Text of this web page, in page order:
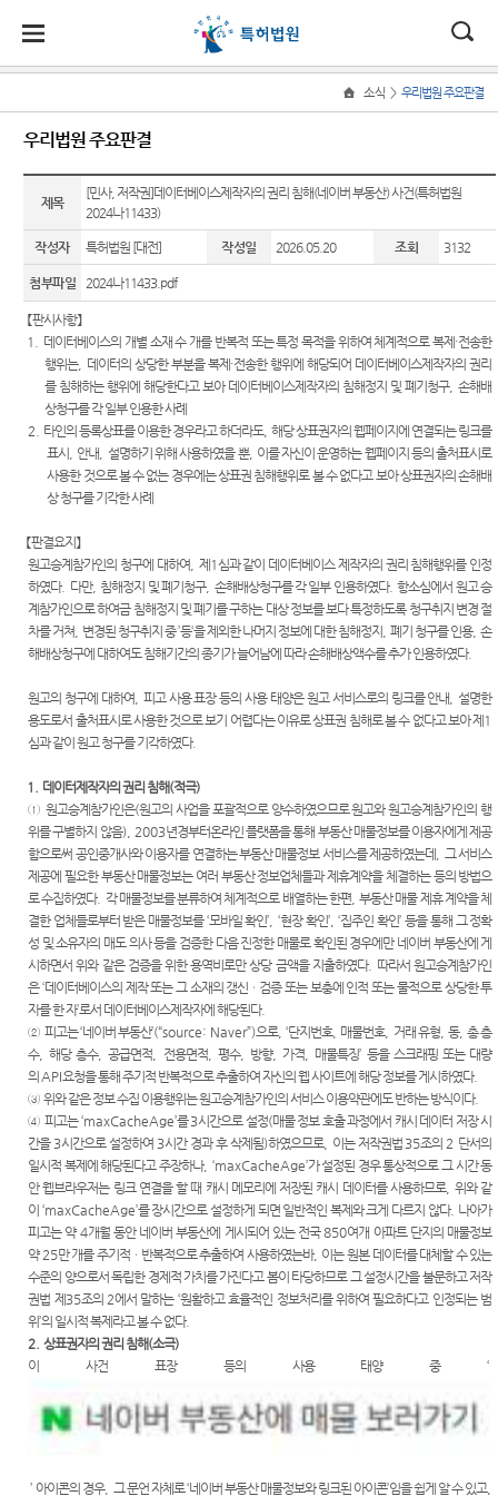
법원
소개
법원장
인사말
연혁
조직 및
전화번
호
재판개
정 및 법
정안내
관할
국제재
국제 지
식재산
권법 연
구센터
과학기
술자문
위원회
내
찾아오
시는길
소식
새소식
특허법
원 판결
속보
우리법
원 주요
판결
포토뉴
스
국제교
류
국제 특
콘퍼런
스
중요재
판일정
자료실
E-mail
Club
민원
민원안
내
자주묻
는질문
재판기
록열람
복사예
약
장애인
등의 접
근 및 사
법지원
정보
표준심
리절차
판결자
료실
특허법
원 연도
별 사건
통계
사건검
색
판결서
사본 제
공신청
판결서
인터넷
열람
달
각급법
특허관
련 홈페
이지
소통
법원에
바란다
부조리
신고센
터
찾아가
는 특허
교실
법원견
학
정보공
개
소식 > 우리법원 주요판결
우리법원 주요판결
제목
[민사, 저작권]데이터베이스제작자의 권리 침해(네이버 부동산) 사건(특허법원
2024나11433)
작성자 특허법원 [대전] 작성일 2026.05.20 조회 3132
첨부파일 2024나11433.pdf
【판시사항】
1. 데이터베이스의 개별 소재 수 개를 반복적 또는 특정 목적을 위하여 체계적으로 복제 ·전송한
행위는, 데이터의 상당한 부분을 복제 ·전송한 행위에 해당되어 데이터베이스제작자의 권리
를 침해하는 행위에 해당한다고 보아 데이터베이스제작자의 침해정지 및 폐기청구,손해배
상청구를 각 일부 인용한 사례
2. 타인의 등록상표를 이용한 경우라고 하더라도, 해당 상표권자의 웹페이지에 연결되는 링크를
표시
안내 설명하기 위해 사용하였을 뿐, 이를 자신이 운영하는 웹페이지 등의 출처표시로
사용한 것으로 볼 수 없는 경우에는 상표권 침해행위로 볼 수 없다고 보아 상표권자의 손해배
상 청구를 기각한 사례
【판결요지】
원고승계참가인의 청구에 대하여
제 1심과 같이 데이터베이스 제작자의 권리 침해행위를 인정
하였다. 다만, 침해정지 및 폐기청구, 손해배상청구를 각 일부 인용하였다.항소심에서 원고 승
계참가인으로 하여금 침해정지 및 폐기를 구하는 대상 정보를 보다 특정하도록 청구취지 변경 절
차를 거쳐
변경된 청구취지 중’등‘을 제외한 나머지 정보에 대한 침해정지 ,폐기 청구를 인용,손
해배상청구에 대하여도 침해기간의 종기가 늘어남에 따라 손해배상액수를 추가 인용하였다.
원고의 청구에 대하여 피고 사용 표장 등의 사용 태양은 원고 서비스로의 링크를 안내
설명한
용도로서 출처표시로 사용한 것으로 보기 어렵다는 이유로 상표권 침해로 볼 수 없다고 보아 제 1
심과 같이 원고 청구를 기각하였다.
1. 데이터제작자의 권리 침해(적극)
① 원고승계참가인은(원고의 사업을 포괄적으로 양수하였으므로 원고와 원고승계참가인의 행
위를 구별하지 않음), 2003년경부터온라인 플랫폼을 통해 부동산 매물정보를 이용자에게 제공
함으로써 공인중개사와 이용자를 연결하는 부동산 매물정보 서비스를 제공하였는데
그 서비스
제공에 필요한 부동산 매물정보는 여러 부동산 정보업체들과 제휴계약을 체결하는 등의 방법으
로 수집하였다. 각 매물정보를 분류하여 체계적으로 배열하는 한편,부동산 매물 제휴 계약을 체
결한 업체들로부터 받은 매물정보를‘모바일 확인’, ‘현장 확인’, ‘집주인 확인’등을 통해 그 정확
성 및 소유자의 매도 의사 등을 검증한 다음 진정한 매물로 확인된 경우에만 네이버 부동산에 게
시하면서 위와 같은 검증을 위한 용역비로만 상당 금액을 지출하였다. 따라서 원고승계참가인
은‘데이터베이스의 제작 또는 그 소재의 갱신ㆍ검증 또는 보충에 인적 또는 물적으로 상당한 투
자를 한 자’로서 데이터베이스제작자에 해당된다.
② 피고는‘네이버 부동산’(“source: Naver”)으로, ‘단지번호, 매물번호, 거래 유형, 동,총 층
수,해당 층수,공급면적 전용면적, 평수, 방향, 가격, 매물특징’등을 스크래핑 또는 대량
의 API요청을 통해 주기적 반복적으로 추출하여 자신의 웹 사이트에 해당 정보를 게시하였다.
③위와 같은 정보 수집 이용행위는 원고승계참가인의 서비스 이용약관에도 반하는 방식이다.
④피고는‘maxCacheAge’를3시간으로 설정(매물 정보 호출 과정에서 캐시 데이터 저장 시
간을 3시간으로 설정하여 3시간 경과 후 삭제됨)하였으므로, 이는 저작권법 35조의 2 단서의
일시적 복제에 해당된다고 주장하나, ‘maxCacheAge’가 설정된 경우 통상적으로 그 시간 동
안 웹브라우저는 링크 연결을 할 때 캐시 메모리에 저장된 캐시 데이터를 사용하므로, 위와 같
이 ‘maxCacheAge’를 장시간으로 설정하게 되면 일반적인 복제와 크게 다르지 않다. 나아가
피고는 약 4개월 동안 네이버 부동산에 게시되어 있는 전국850여개 아파트 단지의 매물정보
약 25만 개를 주기적ㆍ반복적으로 추출하여 사용하였는바, 이는 원본 데이터를 대체할 수 있는
수준의 양으로서 독립한 경제적 가치를 가진다고 봄이 타당하므로 그 설정시간을 불문하고 저작
권법 제 35조의 2에서 말하는 ‘원활하고 효율적인 정보처리를 위하여 필요하다고 인정되는 범
위’의 일시적 복제라고 볼 수 없다.
2.상표권자의 권리 침해(소극)
이 사건 표장 등의 사용 태양 중‘
’ 아이콘의 경우, 그 문언 자체로‘네이버 부동산 매물정보와 링크된 아이콘’임을 쉽게 알 수 있고,
원
정
보
소
통